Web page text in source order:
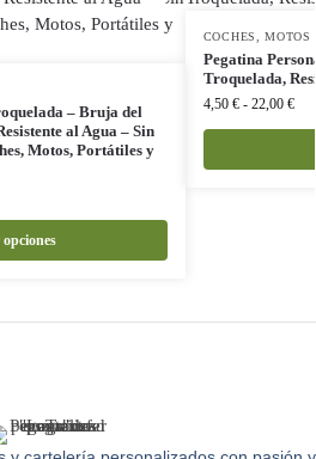
– Bruja del
al Agua – Sin
Motos, Portátiles y
opciones
COCHES,MOTOS
Pegatina
Troquelada,
4,50 € - 22,00 €